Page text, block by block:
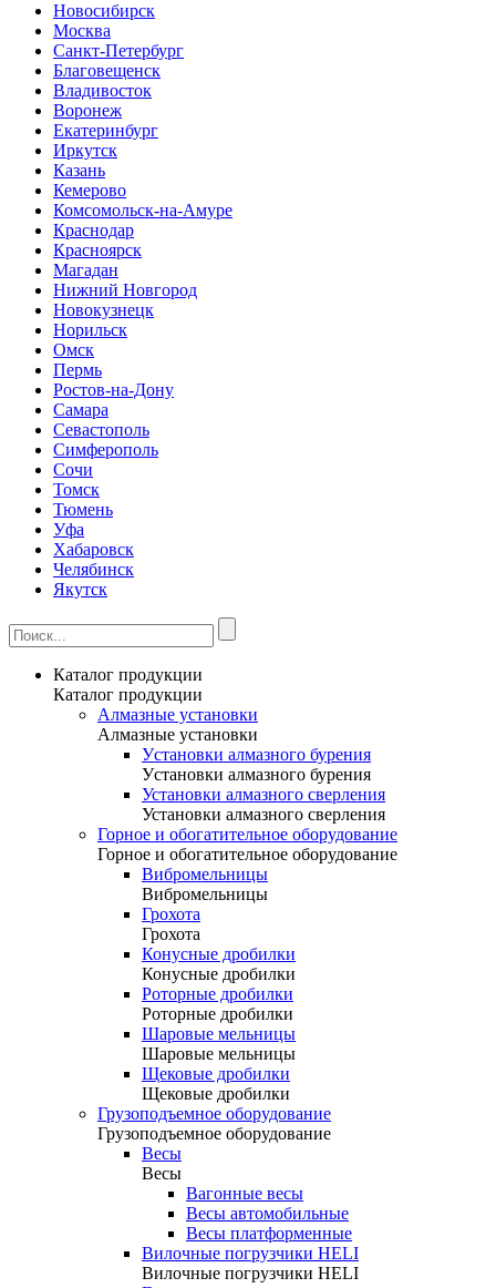
Новосибирск
Москва
Санкт-Петербург
Благовещенск
Владивосток
Воронеж
Екатеринбург
Иркутск
Казань
Кемерово
Комсомольск-на-Амуре
Краснодар
Красноярск
Магадан
Нижний Новгород
Новокузнецк
Норильск
Омск
Пермь
Ростов-на-Дону
Самара
Севастополь
Симферополь
Сочи
Томск
Тюмень
Уфа
Хабаровск
Челябинск
Якутск
Каталог продукции
Каталог продукции
Алмазные установки
Алмазные установки
Уcтановки алмазного бурения
Уcтановки алмазного бурения
Установки алмазного сверления
Установки алмазного сверления
Горное и обогатительное оборудование
Горное и обогатительное оборудование
Вибромельницы
Вибромельницы
Грохота
Грохота
Конусные дробилки
Конусные дробилки
Роторные дробилки
Роторные дробилки
Шаровые мельницы
Шаровые мельницы
Щековые дробилки
Щековые дробилки
Грузоподъемное оборудование
Грузоподъемное оборудование
Весы
Весы
Вагонные весы
Весы автомобильные
Весы платформенные
Вилочные погрузчики HELI
Вилочные погрузчики HELI